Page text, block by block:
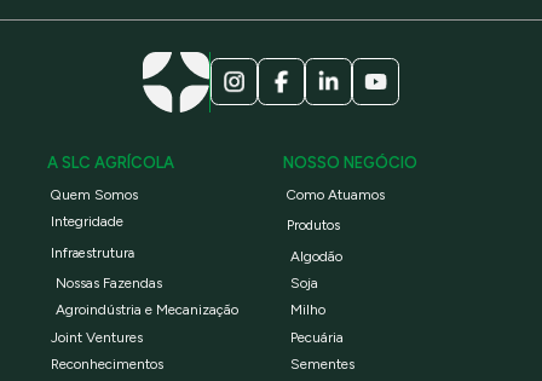
A SLC AGRÍCOLA
Quem Somos
Integridade
Infraestrutura
Nossas Fazendas
Agroindústria e Mecanização
Joint Ventures
Reconhecimentos
NOSSO NEGÓCIO
Como Atuamos
Produtos
Algodão
Soja
Milho
Pecuária
Sementes